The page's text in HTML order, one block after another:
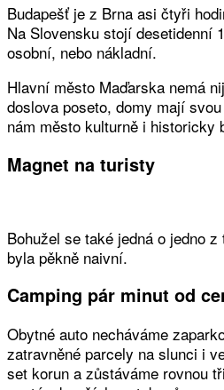
Budapešť je z Brna asi čtyři
Na Slovensku stojí desetidenní
osobní, nebo nákladní.
Hlavní město Maďarska nemá
doslova poseto, domy mají
nám město kulturně i historicky
Magnet na turisty
Bohužel se také jedná o jedno
byla pěkně naivní.
Camping pár minut od
Obytné auto necháváme
zatravněné parcely na slunci i
set korun a zůstáváme rovnou